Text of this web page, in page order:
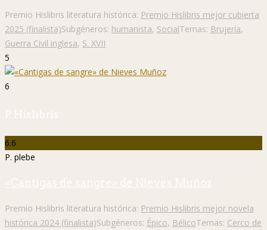
Premio Hislibris literatura histórica: Premio Hislibris mejor cubierta
2025 (finalista)Subgéneros: humanista, SocialTemas: Brujería,
Guerra Civil inglesa, S. XVII
5
6
P. Hislibris
6.6
P. plebe
«Cantigas de sangre» de Nieves Muñoz
Premio Hislibris literatura histórica: Premio Hislibris mejor novela
histórica 2024 (finalista)Subgéneros: Épico, BélicoTemas: Cerco de